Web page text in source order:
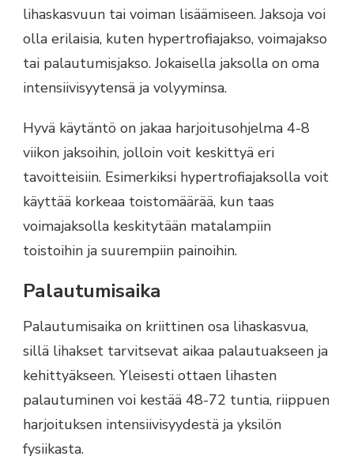
lihaskasvuun tai voiman lisäämiseen. Jaksoja voi
olla erilaisia, kuten hypertrofiajakso, voimajakso
tai palautumisjakso. Jokaisella jaksolla on oma
intensiivisyytensä ja volyyminsa.
Hyvä käytäntö on jakaa harjoitusohjelma 4-8
viikon jaksoihin, jolloin voit keskittyä eri
tavoitteisiin. Esimerkiksi hypertrofiajaksolla voit
käyttää korkeaa toistomäärää, kun taas
voimajaksolla keskitytään matalampiin
toistoihin ja suurempiin painoihin.
Palautumisaika
Palautumisaika on kriittinen osa lihaskasvua,
sillä lihakset tarvitsevat aikaa palautuakseen ja
kehittyäkseen. Yleisesti ottaen lihasten
palautuminen voi kestää 48-72 tuntia, riippuen
harjoituksen intensiivisyydestä ja yksilön
fysiikasta.